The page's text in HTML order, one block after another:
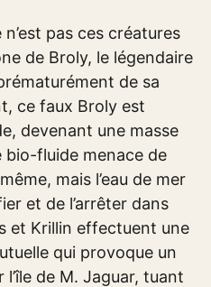
pas ces créatures
de Broly, le légendaire
de sa
ce faux Broly est
devenant une masse
bio-fluide menace de
mais l’eau de mer
et de l’arrêter dans
et Krillin effectuent une
qui provoque un
l’île de M. Jaguar, tuant